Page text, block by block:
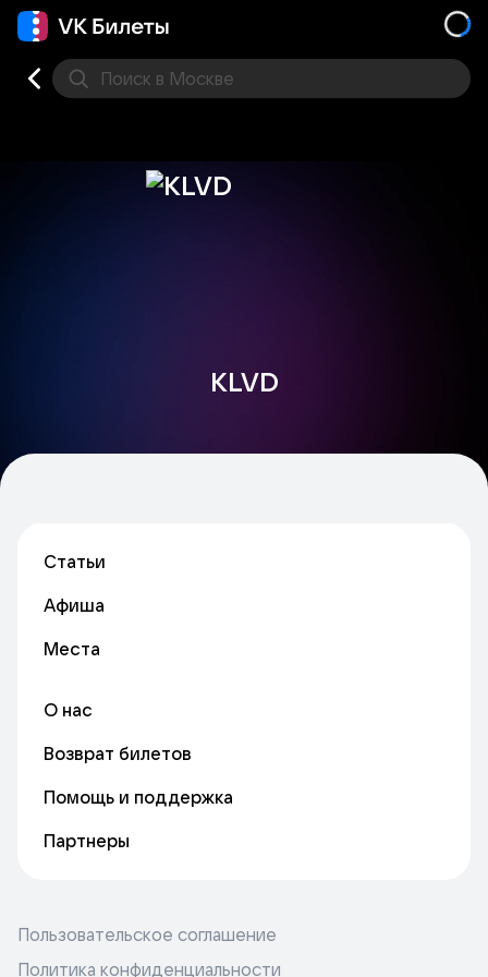
Поиск в Москве
KLVD
Статьи
Афиша
Места
О нас
Возврат билетов
Помощь и поддержка
Партнеры
Пользовательское соглашение
Политика конфиденциальности